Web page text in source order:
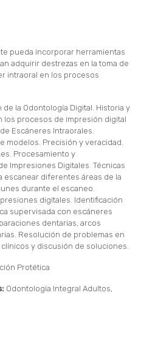
pueda incorporar herramientas
adquirir destrezas en la toma de
intraoral en los procesos
de la Odontología Digital. Historia y
los procesos de impresión digital
Escáneres Intraorales.
modelos. Precisión y veracidad.
Procesamiento y
Impresiones Digitales. Técnicas
escanear diferentes áreas de la
durante el escaneo.
digitales. Identificación
supervisada con escáneres
dentarias, arcos
Resolución de problemas en
y discusión de soluciones.
Protética
Odontología Integral Adultos,